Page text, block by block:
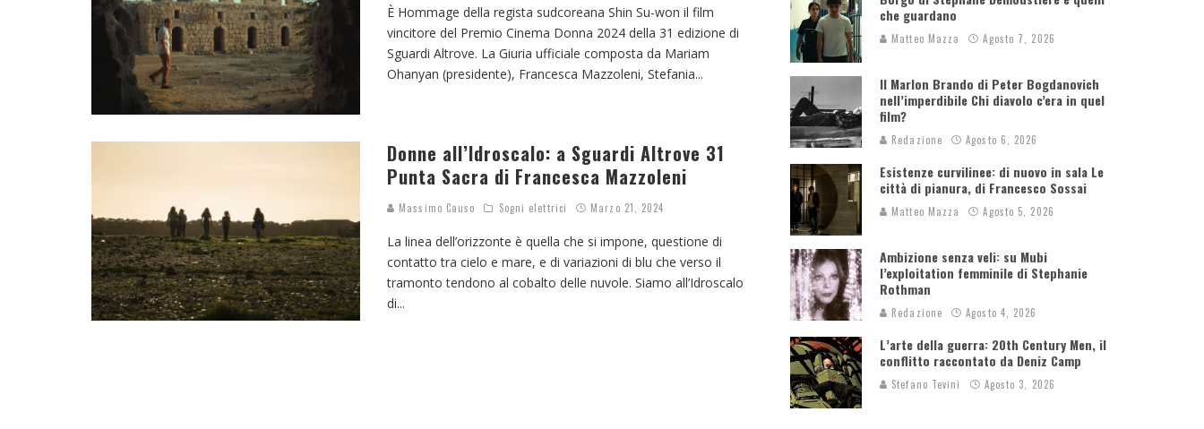
È Hommage della regista sudcoreana Shin Su-won il film
vincitore del Premio Cinema Donna 2024 della 31 edizione di
Sguardi Altrove. La Giuria ufficiale composta da Mariam
Ohanyan (presidente), Francesca Mazzoleni, Stefania...
Donne all’Idroscalo: a Sguardi Altrove 31
Punta Sacra di Francesca Mazzoleni
Massimo Causo Sogni elettrici Marzo 21, 2024
La linea dell’orizzonte è quella che si impone, questione di
contatto tra cielo e mare, e di variazioni di blu che verso il
tramonto tendono al cobalto delle nuvole. Siamo all’Idroscalo
di...
che guardano
Matteo Mazza Agosto 7, 2026
Il Marlon Brando di Peter Bogdanovich
nell’imperdibile Chi diavolo c’era in quel
film?
Redazione Agosto 6, 2026
Esistenze curvilinee: di nuovo in sala Le
città di pianura, di Francesco Sossai
Matteo Mazza Agosto 5, 2026
Ambizione senza veli: su Mubi
l’exploitation femminile di Stephanie
Rothman
Redazione Agosto 4, 2026
L’arte della guerra: 20th Century Men, il
conflitto raccontato da Deniz Camp
Stefano Tevini Agosto 3, 2026